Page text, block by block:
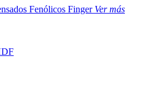
Fenólicos Finger Ver más